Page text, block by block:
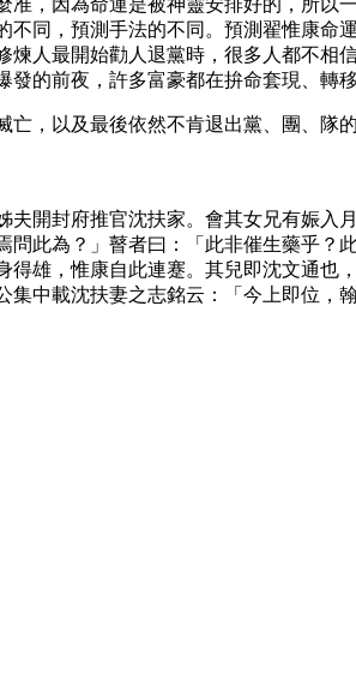
同，預測手法的不同。預測翟惟康
人最開始勸人退黨時，很多人都不
的前夜，許多富豪都在拚命套現、轉
，以及最後依然不肯退出黨、團、
開封府推官沈扶家。會其女兄有娠入
此為？」瞽者曰：「此非催生藥乎
雄，惟康自此連蹇。其兒即沈文通
中載沈扶妻之志銘云：「今上即位，